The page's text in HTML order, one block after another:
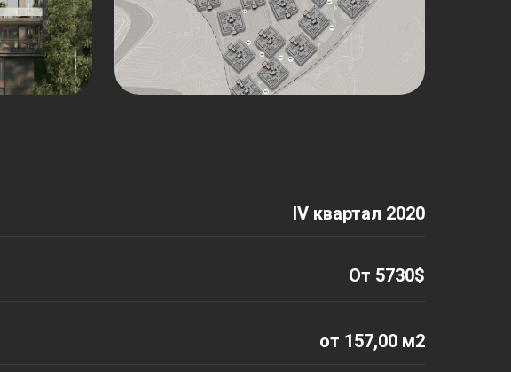
IV квартал 2020
От 5730$
от 157,00 м2